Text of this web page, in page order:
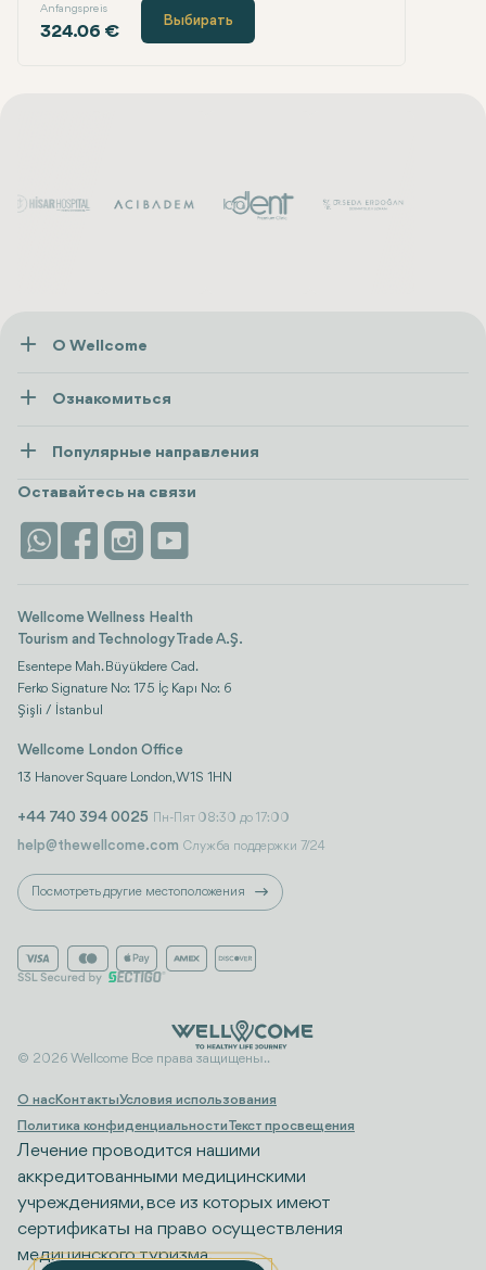
Anfangspreis
324.06 €
Выбирать
О Wellcome
Пресса
Безопасность
Контакты
Ознакомиться
Wellness
Размещение
Достопримечательности
Отзывы
Популярные направления
посмотреть все
Istanbul
Оставайтесь на связи
Wellcome Wellness Health
Tourism and Technology Trade A.Ş.
Esentepe Mah. Büyükdere Cad.
Ferko Signature No: 175 İç Kapı No: 6
Şişli / İstanbul
Wellcome London Office
13 Hanover Square London, W1S 1HN
+44 740 394 0025 Пн-Пят 08:30 до 17:00
help@thewellcome.com Служба поддержки 7/24
Посмотреть другие местоположения
© 2026 Wellcome Все права защищены..
О насКонтактыУсловия использования
Политика конфиденциальностиТекст просвещения
Лечение проводится нашими
аккредитованными медицинскими
учреждениями, все из которых имеют
сертификаты на право осуществления
медицинского туризма.